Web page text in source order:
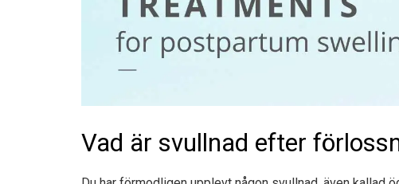
Vad är svullnad efter